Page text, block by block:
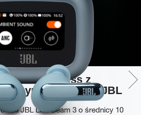
Audio Wireless z
dźwiękiem JBL
JBL Live Beam 3 o średnicy 10